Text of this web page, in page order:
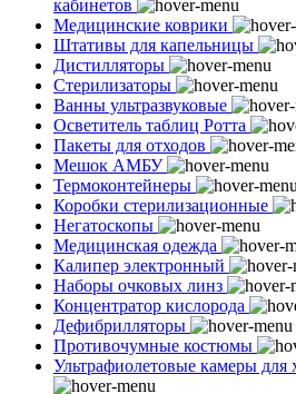
кабинетов
Медицинские коврики
Штативы для капельницы
Дистилляторы
Стерилизаторы
Ванны ультразвуковые
Осветитель таблиц Ротта
Пакеты для отходов
Мешок АМБУ
Термоконтейнеры
Коробки стерилизационные
Негатоскопы
Медицинская одежда
Калипер электронный
Наборы очковых линз
Концентратор кислорода
Дефибрилляторы
Противочумные костюмы
Ультрафиолетовые камеры для